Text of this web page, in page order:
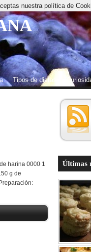
Tipos de dietas
harina 0000 1
g de
Últimas
nuestra política de